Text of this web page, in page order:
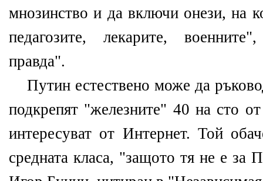
мнозинство и да включи онези, на
педагозите, лекарите,
правда".
Путин естествено може да
подкрепят "железните" 40 на сто
интересуват от Интернет. Той
средната класа, "защото тя не е за